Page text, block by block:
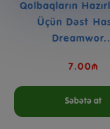
Qolbaqların
Üçün Dəst
7.00₼
Səbətə at